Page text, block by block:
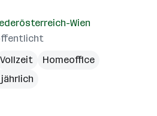
Wien
Vollzeit
Homeoffice